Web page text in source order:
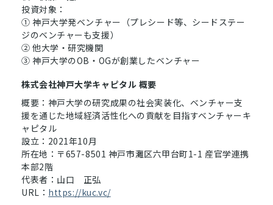
投資対象：
① 神戸大学発ベンチャー（プレシード等、シードステー
ジのベンチャーも支援）
② 他大学・研究機関
③ 神戸大学のOB・OGが創業したベンチャー
株式会社神戸大学キャピタル 概要
概要：神戸大学の研究成果の社会実装化、ベンチャー支
援を通じた地域経済活性化への貢献を目指すベンチャーキ
ャピタル
設立：2021年10月
所在地：〒657-8501 神戸市灘区六甲台町1-1 産官学連携
本部2階
代表者：山口 正弘
URL： https://kuc.vc/